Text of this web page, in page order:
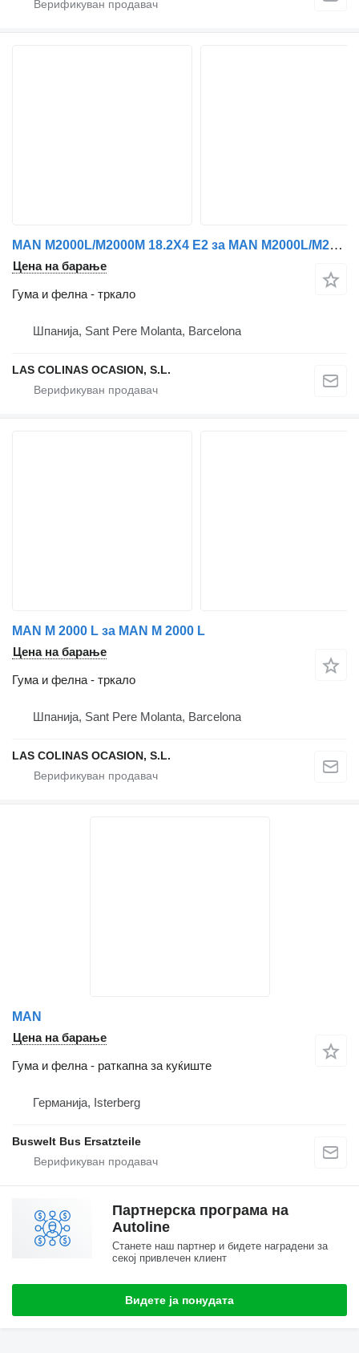
MAN M2000L/M2000M 18.2X4 E2 за MAN M2000L/M2000M 18.2X4 E2
Цена на барање
Гума и фелна - тркало
Шпанија, Sant Pere Molanta, Barcelona
LAS COLINAS OCASION, S.L.
MAN M 2000 L за MAN M 2000 L
Цена на барање
Гума и фелна - тркало
Шпанија, Sant Pere Molanta, Barcelona
LAS COLINAS OCASION, S.L.
MAN
Цена на барање
Гума и фелна - раткапна за куќиште
Германија, Isterberg
Buswelt Bus Ersatzteile
Партнерска програма на
Autoline
Станете наш партнер и бидете наградени за
секој привлечен клиент
Видете ја понудата